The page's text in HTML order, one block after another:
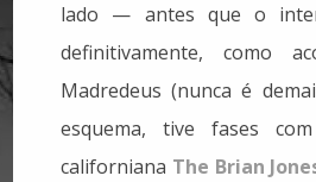
lado — antes que o
definitivamente, como
Madredeus (nunca é
esquema, tive fases
californiana The Brian